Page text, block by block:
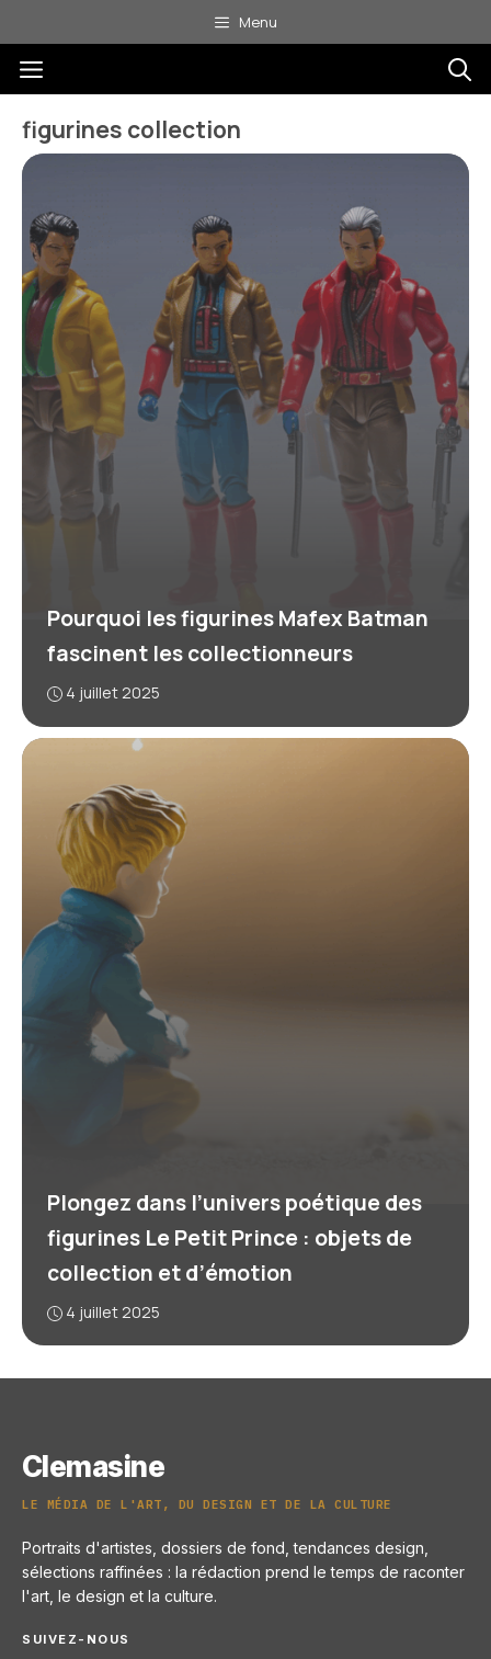
au
contenu
Menu
Menu
figurines collection
Pourquoi les figurines Mafex Batman
fascinent les collectionneurs
4 juillet 2025
Plongez dans l’univers poétique des
figurines Le Petit Prince : objets de
collection et d’émotion
4 juillet 2025
Clemasine
LE MÉDIA DE L'ART, DU DESIGN ET DE LA CULTURE
Portraits d'artistes, dossiers de fond, tendances design,
sélections raffinées : la rédaction prend le temps de raconter
l'art, le design et la culture.
SUIVEZ-NOUS